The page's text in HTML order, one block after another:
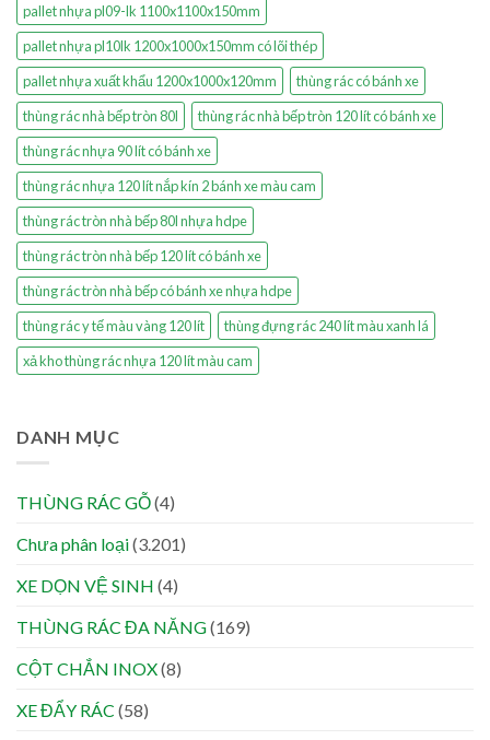
pallet nhựa pl09-lk 1100x1100x150mm
pallet nhựa pl10lk 1200x1000x150mm có lõi thép
pallet nhựa xuất khẩu 1200x1000x120mm
thùng rác có bánh xe
thùng rác nhà bếp tròn 80l
thùng rác nhà bếp tròn 120 lít có bánh xe
thùng rác nhựa 90 lít có bánh xe
thùng rác nhựa 120 lít nắp kín 2 bánh xe màu cam
thùng rác tròn nhà bếp 80l nhựa hdpe
thùng rác tròn nhà bếp 120 lít có bánh xe
thùng rác tròn nhà bếp có bánh xe nhựa hdpe
thùng rác y tế màu vàng 120 lít
thùng đựng rác 240 lít màu xanh lá
xả kho thùng rác nhựa 120 lít màu cam
DANH MỤC
THÙNG RÁC GỖ(4)
Chưa phân loại(3.201)
XE DỌN VỆ SINH (4)
THÙNG RÁC ĐA NĂNG(169)
CỘT CHẮN INOX(8)
XE ĐẨY RÁC (58)